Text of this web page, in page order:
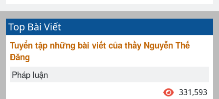
Top Bài Viết
Tuyển tập những bài viết của thầy Nguyễn Thế
Đăng
Pháp luận
331,593